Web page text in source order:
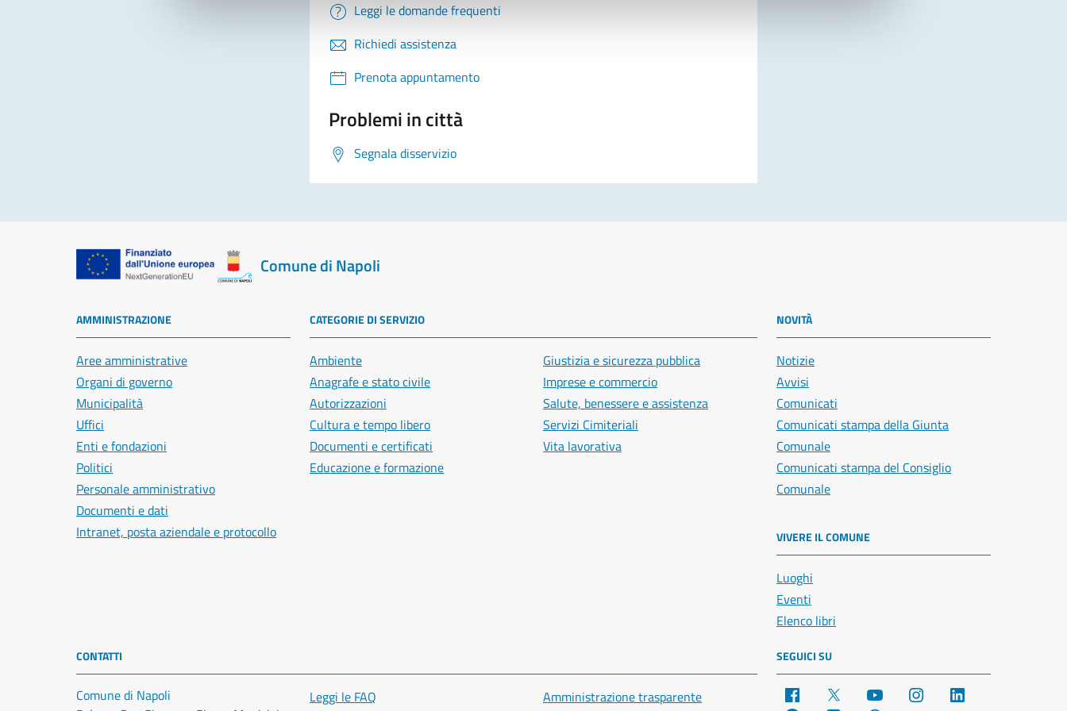
Leggi le domande frequenti
Richiedi assistenza
Prenota appuntamento
Problemi in città
Segnala disservizio
Comune di Napoli
AMMINISTRAZIONE
Aree amministrative
Organi di governo
Municipalità
Uffici
Enti e fondazioni
Politici
Personale amministrativo
Documenti e dati
Intranet, posta aziendale e protocollo
CATEGORIE DI SERVIZIO
Ambiente
Anagrafe e stato civile
Autorizzazioni
Cultura e tempo libero
Documenti e certificati
Educazione e formazione
Giustizia e sicurezza pubblica
Imprese e commercio
Salute, benessere e assistenza
Servizi Cimiteriali
Vita lavorativa
NOVITÀ
Notizie
Avvisi
Comunicati
Comunicati stampa della Giunta
Comunale
Comunicati stampa del Consiglio
Comunale
VIVERE IL COMUNE
Luoghi
Eventi
Elenco libri
CONTATTI
Comune di Napoli
Leggi le FAQ
Amministrazione trasparente
SEGUICI SU
Facebook YouTube Instagram